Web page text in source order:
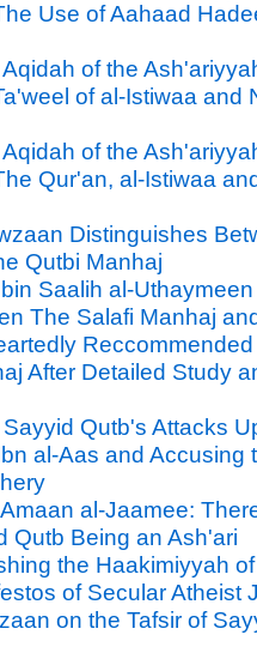
Use of Aahaad
of the
of al-Istiwaa and
of the
Qur'an, al-Istiwaa
Distinguishes
Qutbi Manhaj
Saalih al-Uthaymeen
The Salafi Manhaj
After Detailed Study
Qutb's Attacks
al-Aas and Accusing
al-Jaamee:
Qutb Being an Ash'ari
the Haakimiyyah
of Secular Atheist
on the Tafsir of